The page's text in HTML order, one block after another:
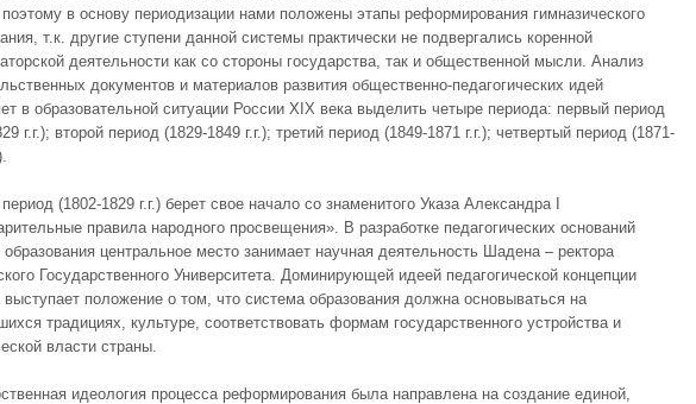
в основу периодизации нами положены этапы реформирования гимназического
т.к. другие ступени данной системы практически не подвергались коренной
деятельности как со стороны государства, так и общественной мысли. Анализ
документов и материалов развития общественно-педагогических идей
в образовательной ситуации России XIX века выделить четыре периода: первый период
г.г.); второй период (1829-1849 г.г.); третий период (1849-1871 г.г.); четвертый период (1871-
(1802-1829 г.г.) берет свое начало со знаменитого Указа Александра I
правила народного просвещения». В разработке педагогических оснований
центральное место занимает научная деятельность Шадена – ректора
Государственного Университета. Доминирующей идеей педагогической концепции
положение о том, что система образования должна основываться на
традициях, культуре, соответствовать формам государственного устройства и
власти страны.
идеология процесса реформирования была направлена на создание единой,